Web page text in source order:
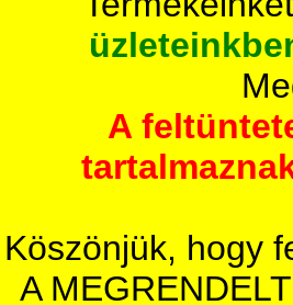
A
Köszönjük, hogy
A